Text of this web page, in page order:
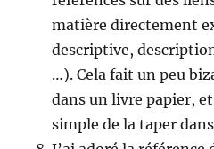
matière directement
descriptive,
…). Cela fait un peu
dans un livre papier,
simple de la taper